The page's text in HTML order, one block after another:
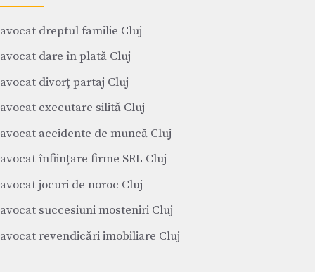
avocat dreptul familie Cluj
avocat dare în plată Cluj
avocat divorț partaj Cluj
avocat executare silită Cluj
avocat accidente de muncă Cluj
avocat înființare firme SRL Cluj
avocat jocuri de noroc Cluj
avocat succesiuni mosteniri Cluj
avocat revendicări imobiliare Cluj